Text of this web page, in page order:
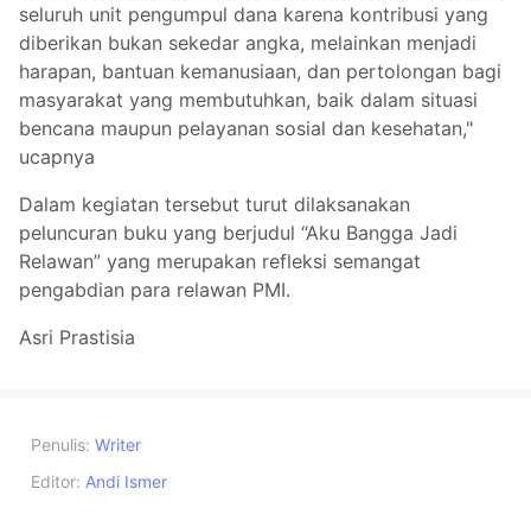
seluruh unit pengumpul dana karena kontribusi yang
diberikan bukan sekedar angka, melainkan menjadi
harapan, bantuan kemanusiaan, dan pertolongan bagi
masyarakat yang membutuhkan, baik dalam situasi
bencana maupun pelayanan sosial dan kesehatan,"
ucapnya
Dalam kegiatan tersebut turut dilaksanakan
peluncuran buku yang berjudul “Aku Bangga Jadi
Relawan” yang merupakan refleksi semangat
pengabdian para relawan PMI.
Asri Prastisia
Penulis: Writer
Editor: Andi Ismer